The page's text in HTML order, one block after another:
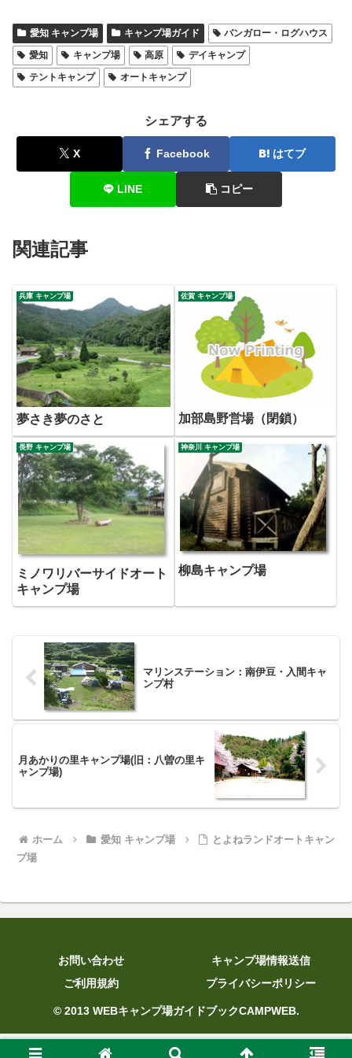
愛知 キャンプ場 キャンプ場ガイド
バンガロー・ログハウス
愛知
キャンプ場 高原
デイキャンプ
テントキャンプ
オートキャンプ
シェアする
X Facebook はてブ
LINE コピー
関連記事
兵庫 キャンプ場
夢さき夢のさと
佐賀 キャンプ場
加部島野営場（閉鎖）
長野 キャンプ場
ミノワリバーサイドオート
キャンプ場
神奈川 キャンプ場
柳島キャンプ場
マリンステーション：南伊豆・入間キャ
ンプ村
月あかりの里キャンプ場(旧：八曽の里キ
ャンプ場)
ホーム 愛知 キャンプ場
とよねランドオートキャン
プ場
お問い合わせ
キャンプ場情報送信
ご利用規約
プライバシーポリシー
© 2013 WEBキャンプ場ガイドブックCAMPWEB.